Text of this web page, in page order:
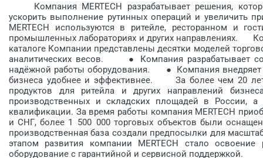
Компания MERTECH разрабатывает решения,
ускорить выполнение рутинных операций и увеличить
MERTECH используются в ритейле, ресторанном и
промышленных лабораториях и других направлениях.
каталоге Компании представлены десятки моделей
аналитических весов. ● Компания разрабатывает
надёжной работы оборудования. ● Компания внедряет
бизнеса удобнее и эффективнее. За более чем 20 лет
продуктов для ритейла и других направлений
производственных и складских площадей в России,
квалификации. За время работы компания MERTECH
и СНГ, более 1 500 000 торговых объектов были
производственная база создали предпосылки для
этапом развития компании MERTECH стало
оборудование с гарантийной и сервисной поддержкой.